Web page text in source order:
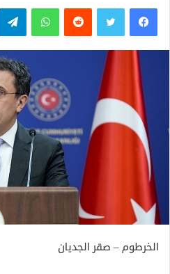
فيسبوكتويتر واتساب
الخرطوم – صقر الجديان